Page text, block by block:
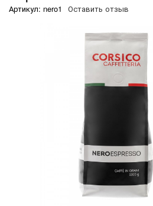
Артикул: nero1 Оставить отзыв